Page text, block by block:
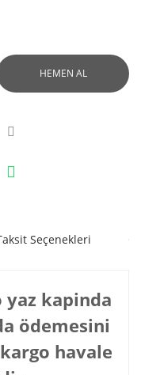
HEMEN AL
Seçenekleri
yaz kapinda
ödemesini
havale